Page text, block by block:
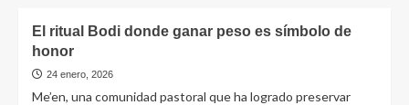
El ritual Bodi donde ganar peso es símbolo de
honor
24 enero, 2026
Me’en, una comunidad pastoral que ha logrado preservar